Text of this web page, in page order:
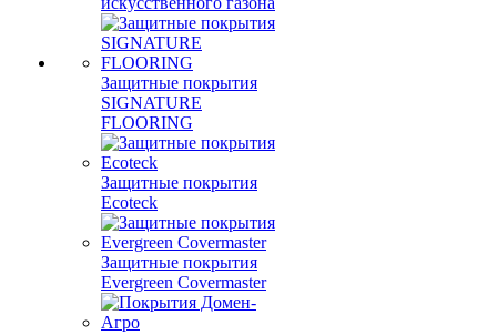
Защитные покрытия
SIGNATURE
FLOORING
Защитные покрытия
Ecoteck
Защитные покрытия
Evergreen Covermaster